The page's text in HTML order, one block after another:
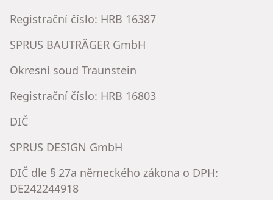
Registrační číslo: HRB 16387
SPRUS BAUTRÄGER GmbH
Okresní soud Traunstein
Registrační číslo: HRB 16803
DIČ
SPRUS DESIGN GmbH
DIČ dle § 27a německého zákona o DPH:
DE242244918